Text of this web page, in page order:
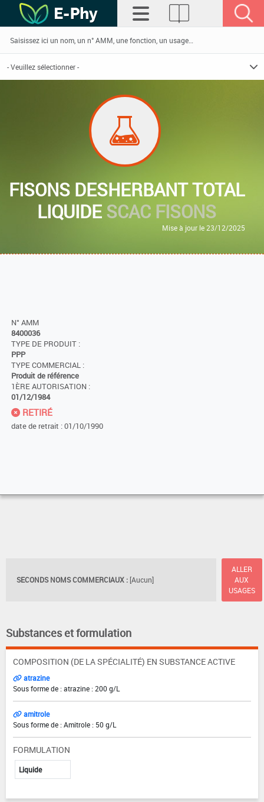
FISONS DESHERBANT TOTAL
LIQUIDESCAC FISONS
Mise à jour le 23/12/2025
N° AMM
8400036
TYPE DE PRODUIT :
PPP
TYPE COMMERCIAL :
Produit de référence
1ÈRE AUTORISATION :
01/12/1984
RETIRÉ
date de retrait : 01/10/1990
SECONDS NOMS COMMERCIAUX : [Aucun]
ALLER
AUX
USAGES
Substances et formulation
COMPOSITION (DE LA SPÉCIALITÉ) EN SUBSTANCE ACTIVE
atrazine
Sous forme de : atrazine : 200 g/L
amitrole
Sous forme de : Amitrole : 50 g/L
FORMULATION
Liquide